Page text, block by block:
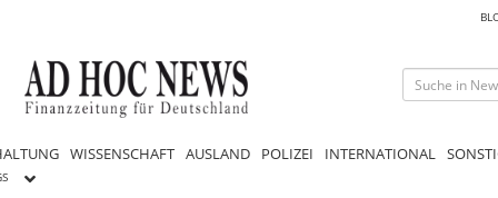
WISSENSCHAFT AUSLAND POLIZEI INTERNATIONAL